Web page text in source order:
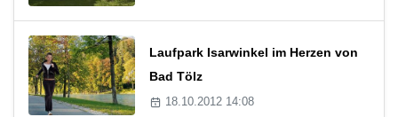
Laufpark Isarwinkel im Herzen von
Bad Tölz
18.10.2012 14:08